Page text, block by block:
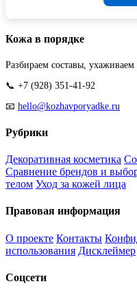
Кожа в порядке
Разбираем составы, ухаживаем
📞 +7 (928) 351-41-92
📧 hello@kozhavporyadke.ru
Рубрики
Декоративная косметика
Сравнение брендов и
телом Уход за кожей лица
Правовая информация
О проекте Контакты
использования Дисклеймер
Соцсети